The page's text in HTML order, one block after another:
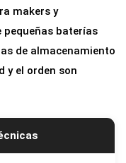
makers y
pequeñas baterías
de almacenamiento
y el orden son